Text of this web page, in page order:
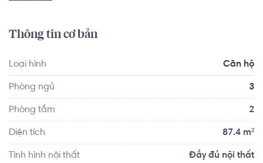
nhưng vẫn đủ riêng tư, có nhiều không gian hơn để thỏa
Chung cư Viva Riverside được Vietcomreal đầu tư trọng
cho cư dân sống tại tòa nhà. Với mật độ xây dựng theo
tiêu chuẩn Châu Âu là 57,62%, can ho viva riverside mang
Thông tin cơ bản
Loại hình Căn hộ
Phòng ngủ 3
Phòng tắm 2
Diện tích 87.4 m²
Tình hình nội thất Đầy đủ nội thất